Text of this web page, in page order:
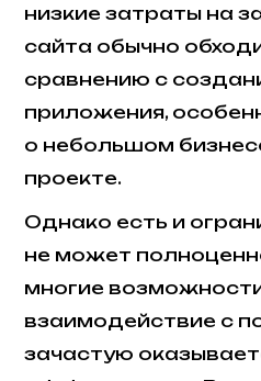
низкие затраты на
сайта обычно
сравнению с
приложения,
о небольшом
проекте.
Однако есть и
не может
многие
взаимодействие с
зачастую